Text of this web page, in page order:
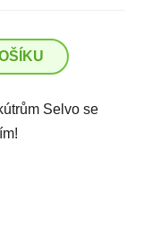
Selvo se